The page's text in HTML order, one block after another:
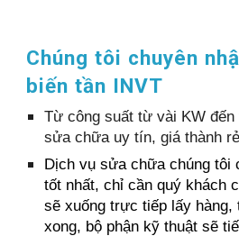
Chúng tôi chuyên
biến tần INVT
Từ công suất từ vài KW
sửa chữa uy tín, giá thành
Dịch vụ sửa chữa chúng tôi
tốt nhất, chỉ cần quý khách
sẽ xuống trực tiếp lấy hàng,
xong, bộ phận kỹ thuật sẽ